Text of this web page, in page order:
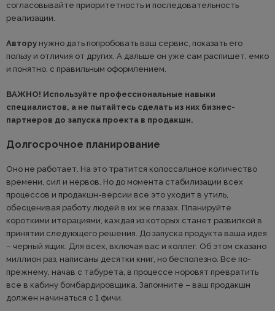
согласовывайте приоритетность и последовательность
реализации.
Автору нужно дать попробовать ваш сервис, показать его
пользу и отличия от других. А дальше он уже сам распишет, емко
и понятно, с правильным оформлением.
ВАЖНО! Используйте профессиональные навыки
специалистов, а не пытайтесь сделать из них бизнес-
партнеров до запуска проекта в продакшн.
Долгосрочное планирование
Оно не работает. На это тратится колоссальное количество
времени, сил и нервов. Но до момента стабилизации всех
процессов и продакшн-версии все это уходит в утиль,
обесценивая работу людей в их же глазах. Планируйте
короткими итерациями, каждая из которых станет развилкой в
принятии следующего решения. До запуска продукта ваша идея
– черный ящик. Для всех, включая вас и коллег. Об этом сказано
миллион раз, написаны десятки книг, но бесполезно. Все по-
прежнему, начав с табурета, в процессе норовят превратить
все в кабину бомбардировщика. Запомните – ваш продакшн
должен начинаться с 1 фичи.